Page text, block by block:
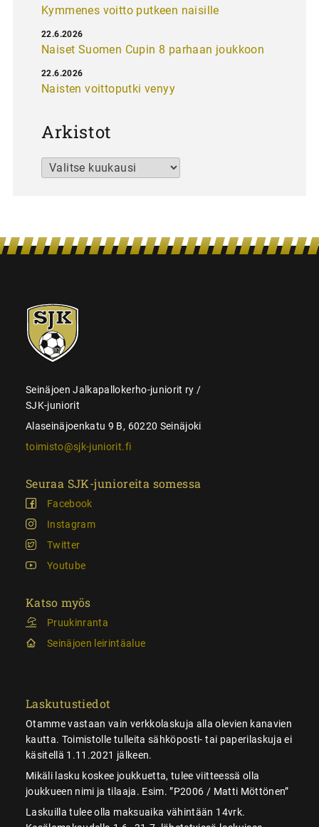
Kymmenes voitto putkeen naisille
Naiset Suomen Cupin 8 parhaan joukkoon
22.6.2026
Naisten voittoputki venyy
22.6.2026
Arkistot
Arkistot
SJK-
juniorit
Seinäjoen Jalkapallokerho-juniorit ry /
SJK-juniorit
Alaseinäjoenkatu 9 B, 60220 Seinäjoki
toimisto@sjk-juniorit.fi
Seuraa SJK-junioreita somessa
Facebook
Instagram
Twitter
Youtube
Katso myös
Pruukinranta
Seinäjoen leirintäalue
Laskutustiedot
Otamme vastaan vain verkkolaskuja alla olevien kanavien
kautta. Toimistolle tulleita sähköposti- tai paperilaskuja ei
käsitellä 1.11.2021 jälkeen.
Mikäli lasku koskee joukkuetta, tulee viitteessä olla
joukkueen nimi ja tilaaja. Esim. ”P2006 / Matti Möttönen”
Laskuilla tulee olla maksuaika vähintään 14vrk.